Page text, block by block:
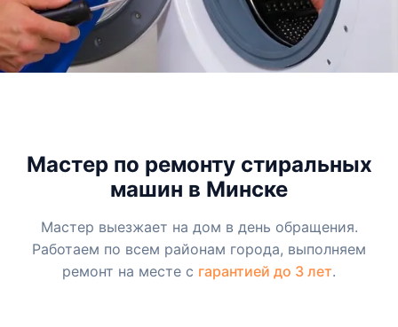
Мастер по ремонту стиральных
машин в Минске
Мастер выезжает на дом в день обращения.
Работаем по всем районам города, выполняем
ремонт на месте с гарантией до 3 лет.